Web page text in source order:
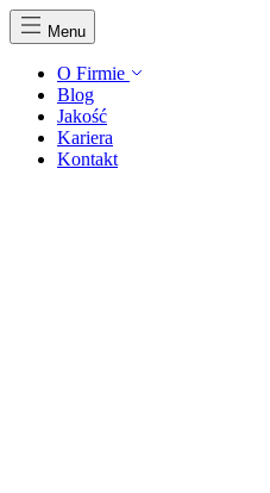
Menu
O Firmie
Blog
Jakość
Kariera
Kontakt